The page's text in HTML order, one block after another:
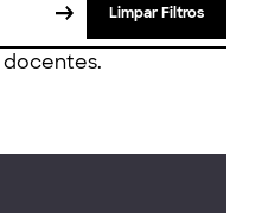
Limpar Filtros